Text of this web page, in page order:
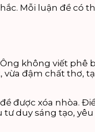
Mỗi luận đề có
không viết phê
vừa đậm chất thơ,
được xóa nhòa.
duy sáng tạo, yêu